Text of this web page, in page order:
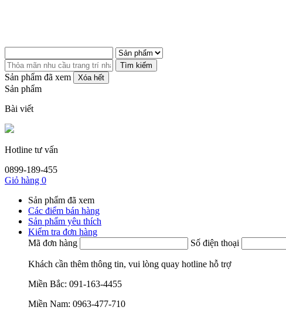
Tìm kiếm
Sản phẩm đã xem Xóa hết
Sản phẩm
Bài viết
Hotline tư vấn
0899-189-455
Giỏ hàng 0
Sản phẩm đã xem
Các điểm bán hàng
Sản phẩm yêu thích
Kiểm tra đơn hàng
Mã đơn hàng
Số điện thoại
Khách cần thêm thông tin, vui lòng quay hotline hỗ trợ
Miền Bắc: 091-163-4455
Miền Nam: 0963-477-710